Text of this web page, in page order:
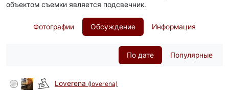
объектом съемки является подсвечник.
Фотографии Обсуждение Информация
По дате Популярные
Loverena (loverena)